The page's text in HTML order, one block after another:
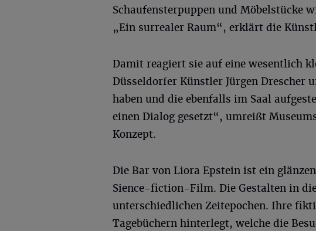
Schaufensterpuppen und Möbelstücke
„Ein surrealer Raum“, erklärt die
Damit reagiert sie auf eine wesentlich
Düsseldorfer Künstler Jürgen Drescher
haben und die ebenfalls im Saal
einen Dialog gesetzt“, umreißt
Konzept.
Die Bar von Liora Epstein ist ein
Sience-fiction-Film. Die Gestalten in
unterschiedlichen Zeitepochen. Ihre
Tagebüchern hinterlegt, welche die